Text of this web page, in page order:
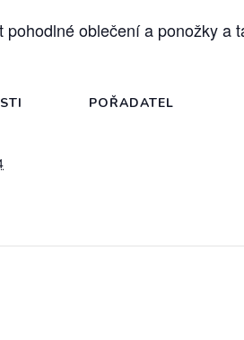
oblečení a ponožky a
POŘADATEL